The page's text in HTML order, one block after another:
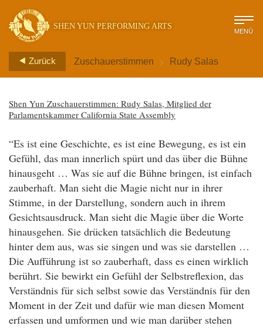
SHEN YUN PERFORMING ARTS MENÜ
Zurück Zuschauerstimmen > Rudy Salas
Shen Yun Zuschauerstimmen: Rudy Salas, Mitglied der
Parlamentskammer California State Assembly
“Es ist eine Geschichte, es ist eine Bewegung, es ist ein
Gefühl, das man innerlich spürt und das über die Bühne
hinausgeht … Was sie auf die Bühne bringen, ist einfach
zauberhaft. Man sieht die Magie nicht nur in ihrer
Stimme, in der Darstellung, sondern auch in ihrem
Gesichtsausdruck. Man sieht die Magie über die Worte
hinausgehen. Sie drücken tatsächlich die Bedeutung
hinter dem aus, was sie singen und was sie darstellen …
Die Aufführung ist so zauberhaft, dass es einen wirklich
berührt. Sie bewirkt ein Gefühl der Selbstreflexion, das
Verständnis für sich selbst sowie das Verständnis für den
Moment in der Zeit und dafür wie man diesen Moment
erfassen und umformen und wie man darüber stehen